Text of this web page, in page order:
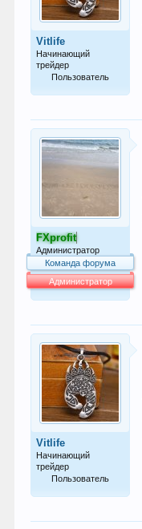
Vitlife
Начинающий
трейдер
Пользователь
FXprofit
Администратор
Команда форума
Администратор
Vitlife
Начинающий
трейдер
Пользователь